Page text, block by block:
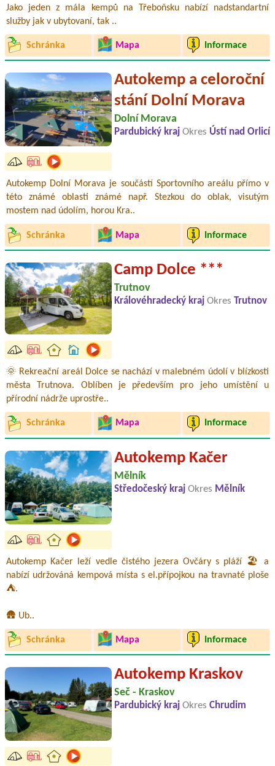
Jako jeden z mála kempů na Třeboňsku nabízí nadstandartní
služby jak v ubytovaní, tak ..
Schránka Mapa Informace
Autokemp a celoroční
stání Dolní Morava
Dolní Morava
Pardubický kraj Okres Ústí nad Orlicí
Autokemp Dolní Morava je součástí Sportovního areálu přímo v
této známé oblasti známé např. Stezkou do oblak, visutým
mostem nad údolím, horou Kra..
Schránka Mapa Informace
Camp Dolce ***
Trutnov
Královéhradecký kraj Okres Trutnov
🌞 Rekreační areál Dolce se nachází v malebném údolí v blízkosti
města Trutnova. Oblíben je především pro jeho umístění u
přírodní nádrže uprostře..
Schránka Mapa Informace
Autokemp Kačer
Mělník
Středočeský kraj Okres Mělník
Autokemp Kačer leží vedle čistého jezera Ovčáry s pláží 🏖️ a
nabízí udržováná kempová místa s el.přípojkou na travnaté ploše
⛺.
🛖 Ub..
Schránka Mapa Informace
Autokemp Kraskov
Seč - Kraskov
Pardubický kraj Okres Chrudim